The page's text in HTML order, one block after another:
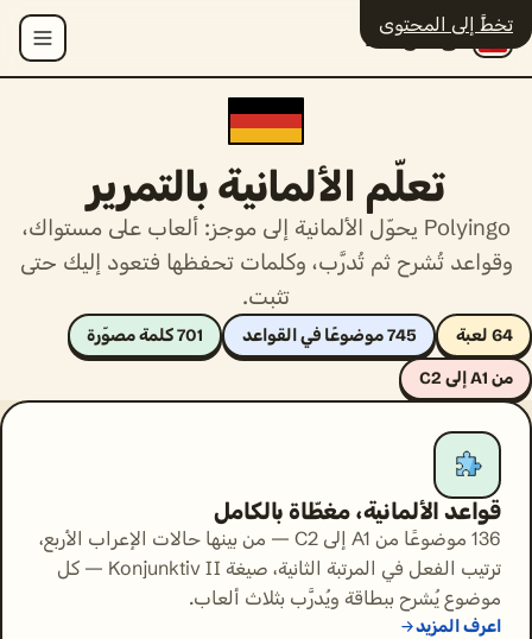
تخطَّ إلى المحتوى
Polyingo القائمة
تعلّم الألمانية بالتمرير
Polyingo يحوّل الألمانية إلى موجز: ألعاب على مستواك،
وقواعد تُشرح ثم تُدرَّب، وكلمات تحفظها فتعود إليك حتى
تثبت.
64 لعبة 745 موضوعًا في القواعد 701 كلمة مصوّرة
من A1 إلى C2
قواعد الألمانية، مغطّاة بالكامل
136 موضوعًا من A1 إلى C2 — من بينها حالات الإعراب الأربع،
ترتيب الفعل في المرتبة الثانية، صيغة Konjunktiv II — كل
موضوع يُشرح ببطاقة ويُدرَّب بثلاث ألعاب.
اعرف المزيد